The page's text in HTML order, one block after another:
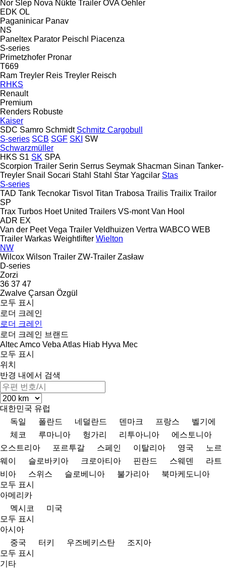
Nor Slep Nova Nükte Trailer OVA Oehler
EDK OL
Paganinicar Panav
NS
Paneltex Parator Peischl
Piacenza
S-series
Primetzhofer Pronar
T669
Ram Treyler Reis Treyler Reisch
RHKS
Renault
Premium
Renders Robuste
Kaiser
SDC Samro Schmidt Schmitz Cargobull
S-series SCB SGF SKI SW
Schwarzmüller
HKS S1 SK SPA
Scorpion Trailer Serin Serrus Seymak Shacman Sinan Tanker-
Treyler Snail Socari Stahl Stahl Star Yagcilar Stas
S-series
TAD Tank Tecnokar Tisvol Titan Trabosa Trailis Trailix Trailor
SP
Trax Turbos Hoet United Trailers VS-mont Van Hool
ADR EX
Van der Peet Vega Trailer Veldhuizen Vertra WABCO WEB
Trailer Warkas Weightlifter Wielton
NW
Wilcox Wilson Trailer ZW-Trailer Zasław
D-series
Zorzi
36 37 47
Zwalve Çarsan Özgül
모두 표시
로더 크레인
로더 크레인
로더 크레인 브랜드
AltecAmco Veba Atlas Hiab Hyva Mec
모두 표시
위치
반경 내에서 검색
대한민국 유럽
독일
폴란드 네덜란드 덴마크 프랑스
벨기에
체코
루마니아 헝가리 리투아니아
에스토니아
오스트리아
포르투갈 스페인 이탈리아 영국
노르
웨이
슬로바키아 크로아티아 핀란드 스웨덴
라트
비아
스위스 슬로베니아 불가리아
북마케도니아
모두 표시
아메리카
멕시코
미국
모두 표시
아시아
중국
터키 우즈베키스탄
조지아
모두 표시
기타